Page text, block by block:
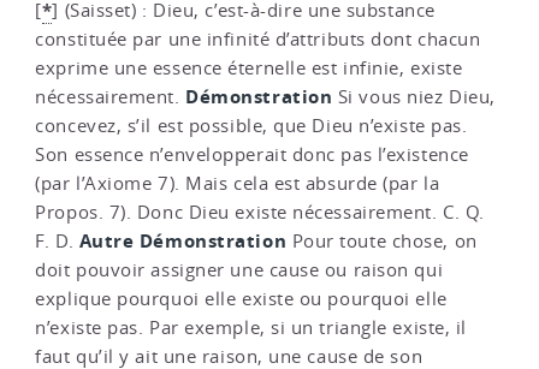
[*] (Saisset) : Dieu, c’est-à-dire une substance
constituée par une infinité d’attributs dont chacun
exprime une essence éternelle est infinie, existe
nécessairement. Démonstration Si vous niez Dieu,
concevez, s’il est possible, que Dieu n’existe pas.
Son essence n’envelopperait donc pas l’existence
(par l’Axiome 7). Mais cela est absurde (par la
Propos. 7). Donc Dieu existe nécessairement. C. Q.
F. D. Autre Démonstration Pour toute chose, on
doit pouvoir assigner une cause ou raison qui
explique pourquoi elle existe ou pourquoi elle
n’existe pas. Par exemple, si un triangle existe, il
faut qu’il y ait une raison, une cause de son